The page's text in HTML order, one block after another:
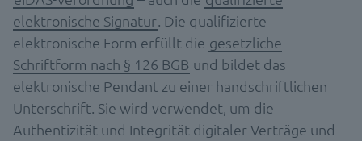
elektronische Signatur. Die qualifizierte
elektronische Form erfüllt die gesetzliche
Schriftform nach § 126 BGB und bildet das
elektronische Pendant zu einer handschriftlichen
Unterschrift. Sie wird verwendet, um die
Authentizität und Integrität digitaler Verträge und